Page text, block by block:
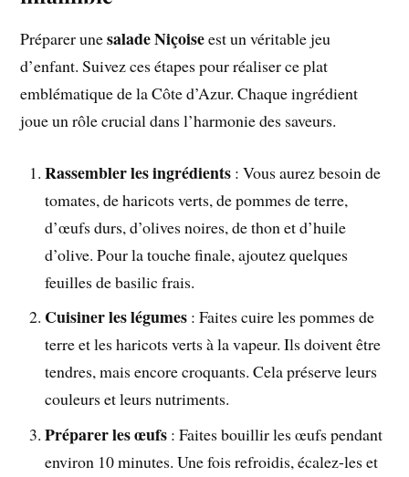
Préparer unesalade Niçoiseest un véritable jeu
d’enfant. Suivez ces étapes pour réaliser ce plat
emblématique de la Côte d’Azur. Chaque ingrédient
joue un rôle crucial dans l’harmonie des saveurs.
Rassembler les ingrédients : Vous aurez besoin de
tomates, de haricots verts, de pommes de terre,
d’œufs durs, d’olives noires, de thon et d’huile
d’olive. Pour la touche finale, ajoutez quelques
feuilles de basilic frais.
Cuisiner les légumes : Faites cuire les pommes de
terre et les haricots verts à la vapeur. Ils doivent être
tendres, mais encore croquants. Cela préserve leurs
couleurs et leurs nutriments.
Préparer les œufs : Faites bouillir les œufs pendant
environ 10 minutes. Une fois refroidis, écalez-les et